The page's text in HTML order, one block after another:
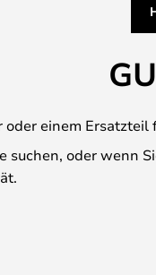
einem
suchen, oder wenn